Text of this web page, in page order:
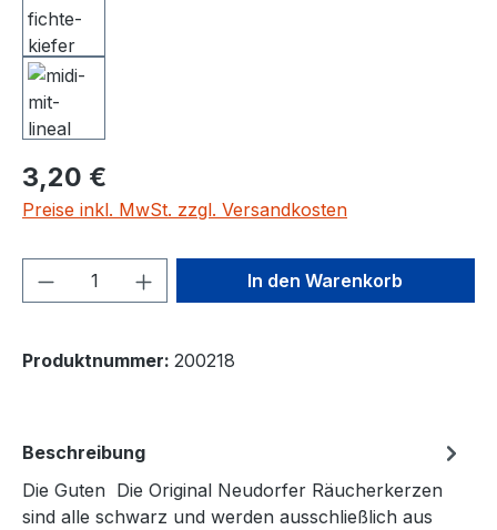
3,20 €
Preise inkl. MwSt. zzgl. Versandkosten
Produkt Anzahl: Gib denIn den Warenkorb
Produktnummer: 200218
Beschreibung
Die Guten Die Original Neudorfer Räucherkerzen
sind alle schwarz und werden ausschließlich aus